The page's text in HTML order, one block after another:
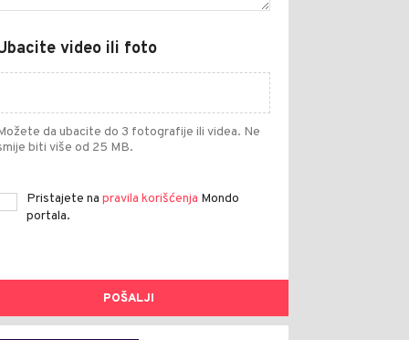
video ili foto
da ubacite do 3 fotografije ili videa. Ne
biti više od 25 MB.
Pristajete na pravila korišćenja Mondo
portala.
POŠALJI